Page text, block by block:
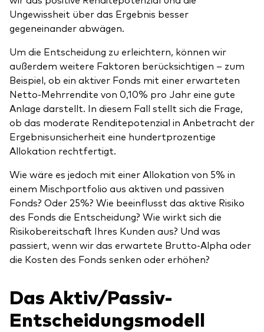
Ungewissheit über das Ergebnis besser
gegeneinander abwägen.
Um die Entscheidung zu erleichtern, können wir
außerdem weitere Faktoren berücksichtigen – zum
Beispiel, ob ein aktiver Fonds mit einer erwarteten
Netto-Mehrrendite von 0,10% pro Jahr eine gute
Anlage darstellt. In diesem Fall stellt sich die Frage,
ob das moderate Renditepotenzial in Anbetracht der
Ergebnisunsicherheit eine hundertprozentige
Allokation rechtfertigt.
Wie wäre es jedoch mit einer Allokation von 5% in
einem Mischportfolio aus aktiven und passiven
Fonds? Oder 25%? Wie beeinflusst das aktive Risiko
des Fonds die Entscheidung? Wie wirkt sich die
Risikobereitschaft Ihres Kunden aus? Und was
passiert, wenn wir das erwartete Brutto-Alpha oder
die Kosten des Fonds senken oder erhöhen?
Das Aktiv/Passiv-
Entscheidungsmodell